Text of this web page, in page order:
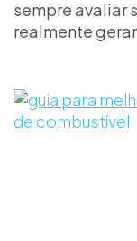
sempre avaliar
realmente